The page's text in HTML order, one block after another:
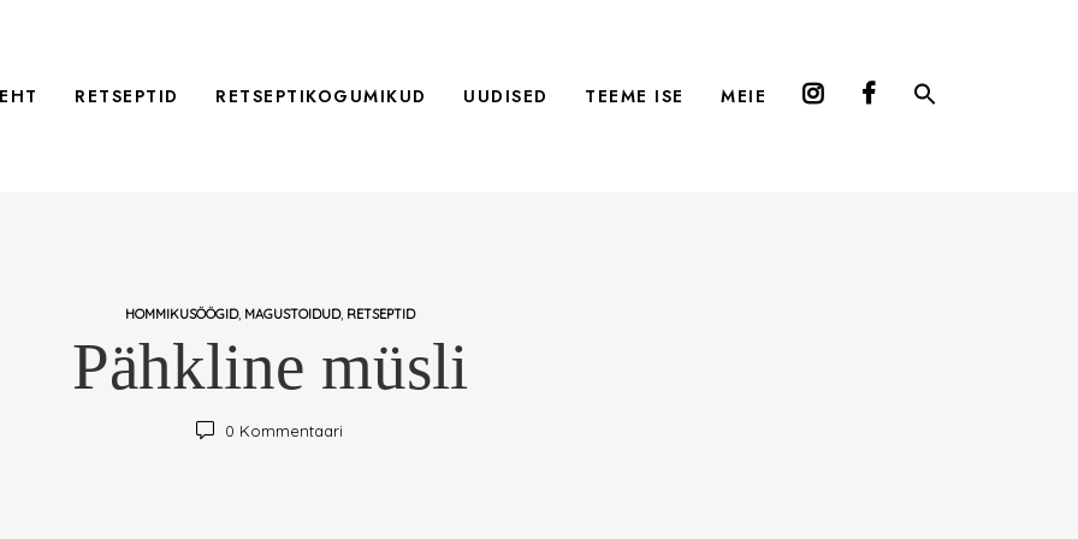
RETSEPTID RETSEPTIKOGUMIKUD UUDISED TEEME ISE MEIE
HOMMIKUSÖÖGID, MAGUSTOIDUD, RETSEPTID
Pähkline müsli
0 Kommentaari